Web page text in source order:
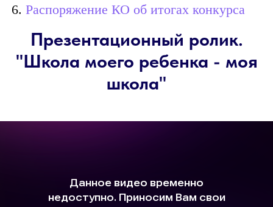
Распоряжение КО об итогах конкурса
Презентационный ролик.
"Школа моего ребенка - моя
школа"